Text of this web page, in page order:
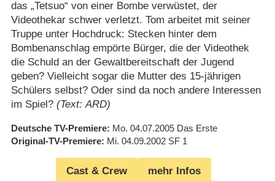
das „Tetsuo“ von einer Bombe verwüstet, der
Videothekar schwer verletzt. Tom arbeitet mit seiner
Truppe unter Hochdruck: Stecken hinter dem
Bombenanschlag empörte Bürger, die der Videothek
die Schuld an der Gewaltbereitschaft der Jugend
geben? Vielleicht sogar die Mutter des 15-jährigen
Schülers selbst? Oder sind da noch andere Interessen
im Spiel? (Text: ARD)
Deutsche TV-Premiere Mo. 04.07.2005 Das Erste
Original-TV-Premiere Mi. 04.09.2002 SF 1
Cast & Crew mehr Infos